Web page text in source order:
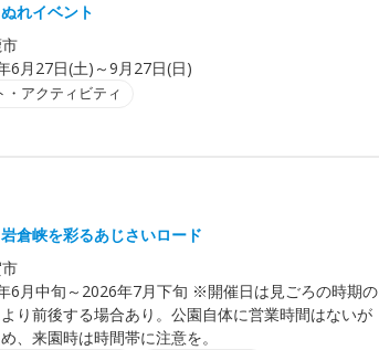
れイベント
6月27日(土)～9月27日(日)
・アクティビティ
倉峡を彩るあじさいロード
6月中旬～2026年7月下旬 ※開催日は見ごろの時期の
り前後する場合あり。公園自体に営業時間はないが
、来園時は時間帯に注意を。